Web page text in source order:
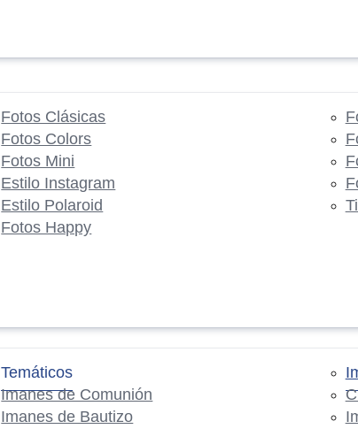
Fotos Clásicas
Fotos Colors
Fotos Mini
Estilo Instagram
Estilo Polaroid
Fotos Happy
Temáticos
Imanes de Comunión
Imanes de Bautizo